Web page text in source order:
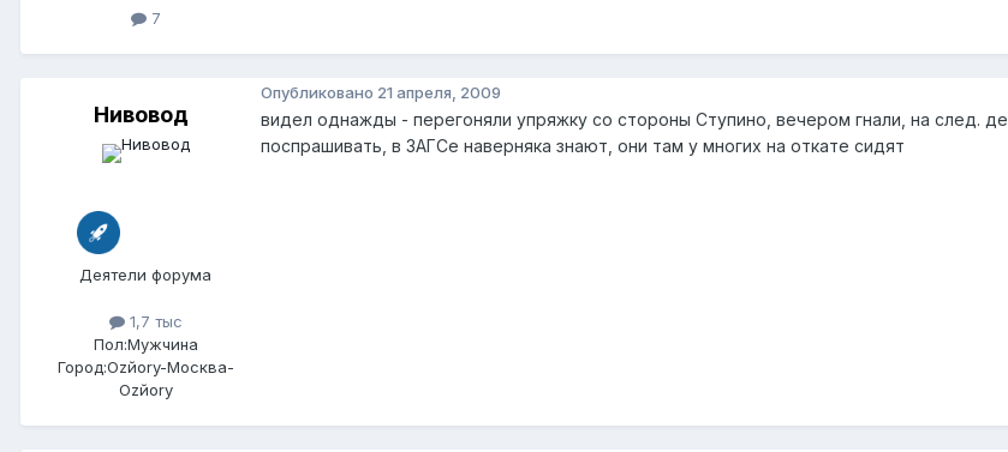
7
Нивовод
Деятели форума
1,7 тыс
Пол:Мужчина
Город:Ozйоry-Москва-
Ozйоry
Опубликовано 21 апреля, 2009
видел однажды - перегоняли упряжку со стороны Ступино, вечером гнали, на след.
поспрашивать, в ЗАГСе наверняка знают, они там у многих на откате сидят